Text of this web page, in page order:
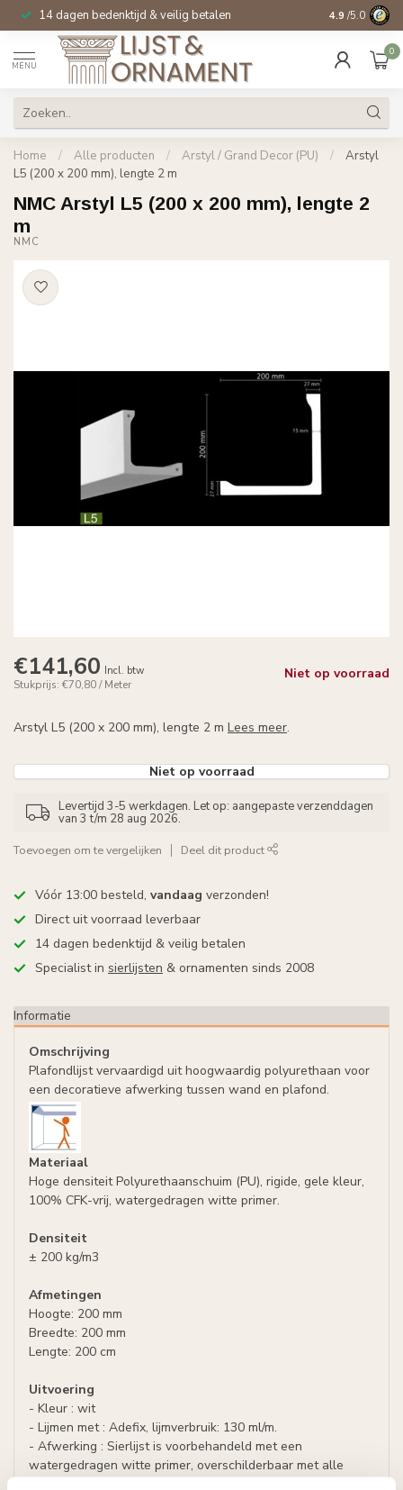
14 dagen bedenktijd & veilig betalen Specialist in
4.9 /5.0
MENU
0
Home / Alle producten / Arstyl / Grand Decor (PU) /
Arstyl
L5 (200 x 200 mm), lengte 2 m
NMC Arstyl L5 (200 x 200 mm), lengte 2
m
NMC
€141,60 Incl. btw
Stukprijs: €70,80 / Meter
Niet op voorraad
Arstyl L5 (200 x 200 mm), lengte 2 m Lees meer.
Niet op voorraad
Levertijd 3-5 werkdagen. Let op: aangepaste verzenddagen
van 3 t/m 28 aug 2026.
Toevoegen om te vergelijken Deel dit product
Vóór 13:00 besteld, vandaag verzonden!
Direct uit voorraad leverbaar
14 dagen bedenktijd & veilig betalen
Specialist in sierlijsten & ornamenten sinds 2008
Informatie
Omschrijving
Plafondlijst vervaardigd uit hoogwaardig polyurethaan voor
een decoratieve afwerking tussen wand en plafond.
Materiaal
Hoge densiteit Polyurethaanschuim (PU), rigide, gele kleur,
100% CFK-vrij, watergedragen witte primer.
Densiteit
± 200 kg/m3
Afmetingen
Hoogte: 200 mm
Breedte: 200 mm
Lengte: 200 cm
Uitvoering
- Kleur : wit
- Lijmen met : Adefix, lijmverbruik: 130 ml/m.
- Afwerking : Sierlijst is voorbehandeld met een
watergedragen witte primer, overschilderbaar met alle